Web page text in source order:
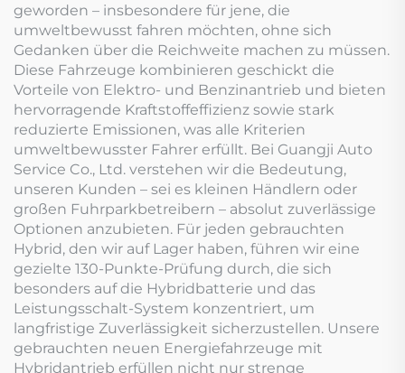
geworden – insbesondere für jene, die
umweltbewusst fahren möchten, ohne sich
Gedanken über die Reichweite machen zu müssen.
Diese Fahrzeuge kombinieren geschickt die
Vorteile von Elektro- und Benzinantrieb und bieten
hervorragende Kraftstoffeffizienz sowie stark
reduzierte Emissionen, was alle Kriterien
umweltbewusster Fahrer erfüllt. Bei Guangji Auto
Service Co., Ltd. verstehen wir die Bedeutung,
unseren Kunden – sei es kleinen Händlern oder
großen Fuhrparkbetreibern – absolut zuverlässige
Optionen anzubieten. Für jeden gebrauchten
Hybrid, den wir auf Lager haben, führen wir eine
gezielte 130-Punkte-Prüfung durch, die sich
besonders auf die Hybridbatterie und das
Leistungsschalt-System konzentriert, um
langfristige Zuverlässigkeit sicherzustellen. Unsere
gebrauchten neuen Energiefahrzeuge mit
Hybridantrieb erfüllen nicht nur strenge